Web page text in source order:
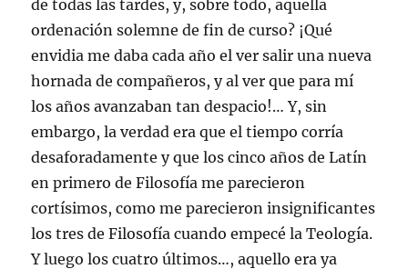
de todas las tardes, y, sobre todo, aquella
ordenación solemne de fin de curso? ¡Qué
envidia me daba cada año el ver salir una nueva
hornada de compañeros, y al ver que para mí
los años avanzaban tan despacio!… Y, sin
embargo, la verdad era que el tiempo corría
desaforadamente y que los cinco años de Latín
en primero de Filosofía me parecieron
cortísimos, como me parecieron insignificantes
los tres de Filosofía cuando empecé la Teología.
Y luego los cuatro últimos…, aquello era ya